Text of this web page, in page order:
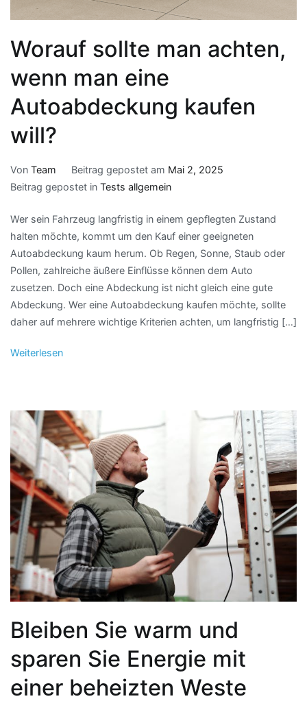
Worauf sollte man achten,
wenn man eine
Autoabdeckung kaufen
will?
Von Team Beitrag gepostet am Mai 2, 2025
Beitrag gepostet in Tests allgemein
Wer sein Fahrzeug langfristig in einem gepflegten Zustand
halten möchte, kommt um den Kauf einer geeigneten
Autoabdeckung kaum herum. Ob Regen, Sonne, Staub oder
Pollen, zahlreiche äußere Einflüsse können dem Auto
zusetzen. Doch eine Abdeckung ist nicht gleich eine gute
Abdeckung. Wer eine Autoabdeckung kaufen möchte, sollte
daher auf mehrere wichtige Kriterien achten, um langfristig […]
Weiterlesen
Bleiben Sie warm und
sparen Sie Energie mit
einer beheizten Weste